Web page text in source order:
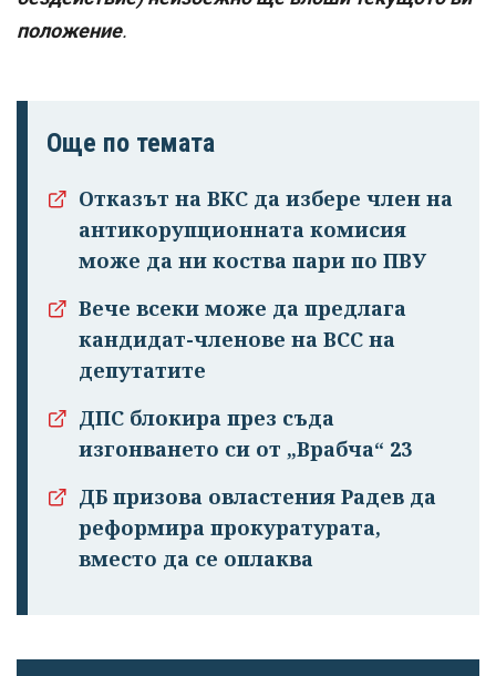
положение.
Още по темата
Отказът на ВКС да избере член на
антикорупционната комисия
може да ни коства пари по ПВУ
Вече всеки може да предлага
кандидат-членове на ВСС на
депутатите
ДПС блокира през съда
изгонването си от „Врабча“ 23
ДБ призова овластения Радев да
реформира прокуратурата,
вместо да се оплаква